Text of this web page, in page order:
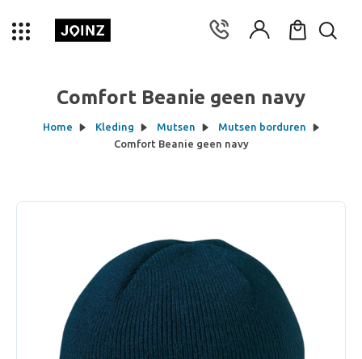
Comfort Beanie geen navy
Home Kleding Mutsen
Mutsen borduren
Comfort Beanie geen navy